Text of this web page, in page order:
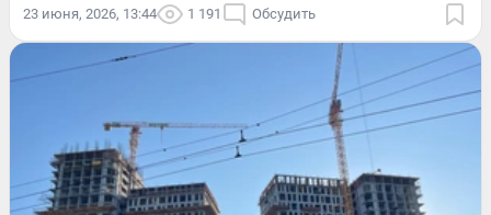
23 июня, 2026, 13:44 1 191 Обсудить